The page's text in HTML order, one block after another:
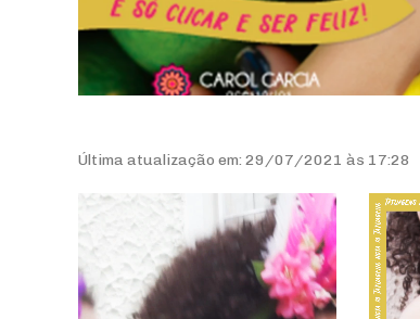
Última atualização em: 29/07/2021 às 17:28
vídeo
de
vídeo